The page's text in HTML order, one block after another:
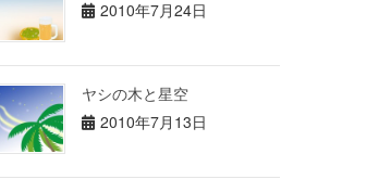
2010年7月24日
ヤシの木と星空
2010年7月13日